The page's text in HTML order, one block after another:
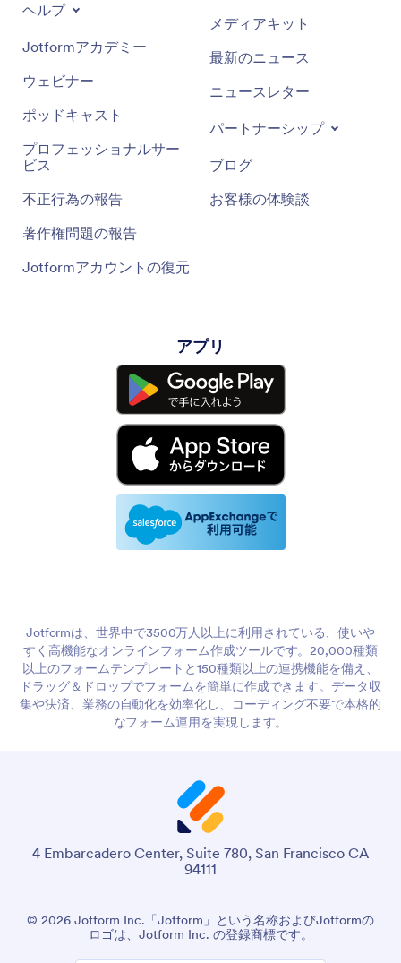
ヘルプ
Jotformアカデミー
ウェビナー
ポッドキャスト
プロフェッショナルサー
ビス
不正行為の報告
著作権問題の報告
Jotformアカウントの復元
メディアキット
最新のニュース
ニュースレター
パートナーシップ
ブログ
お客様の体験談
アプリ
Jotformは、世界中で3500万人以上に利用されている、使いや
すく高機能なオンラインフォーム作成ツールです。20,000種類
以上のフォームテンプレートと150種類以上の連携機能を備え、
ドラッグ＆ドロップでフォームを簡単に作成できます。データ収
集や決済、業務の自動化を効率化し、コーディング不要で本格的
なフォーム運用を実現します。
4 Embarcadero Center, Suite 780, San Francisco CA
94111
© 2026 Jotform Inc.「Jotform」という名称およびJotformの
ロゴは、Jotform Inc. の登録商標です。